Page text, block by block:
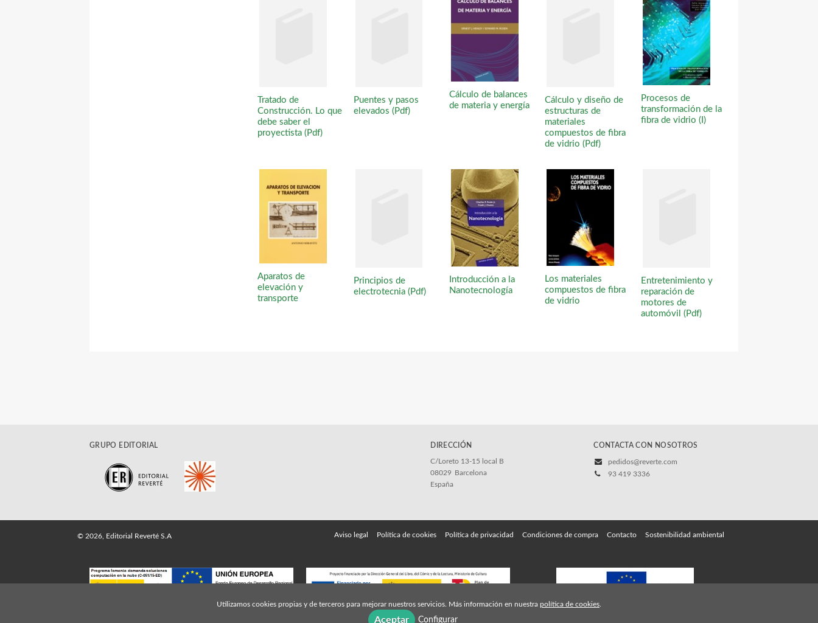
Tratado de
Construcción. Lo que
debe saber el
proyectista (Pdf)
Puentes y pasos
elevados (Pdf)
Cálculo de balances
de materia y energía
Cálculo y diseño de
estructuras de
materiales
compuestos de fibra
de vidrio (Pdf)
Procesos de
transformación de la
fibra de vidrio (I)
Aparatos de
elevación y
transporte
Principios de
electrotecnia (Pdf)
Introducción a la
Nanotecnología
Los materiales
compuestos de fibra
de vidrio
Entretenimiento y
reparación de
motores de
automóvil (Pdf)
GRUPO EDITORIAL DIRECCIÓN
C/Loreto 13-15 local B
08029 Barcelona
España
CONTACTA CON NOSOTROS
pedidos@reverte.com
93 419 3336
© 2026, Editorial Reverté S.A Aviso legal Política de cookies Política de privacidad Condiciones de compra Contacto Sostenibilidad ambiental
Utilizamos cookies propias y de terceros para mejorar nuestros servicios. Más información en nuestra política de cookies
Aceptar Configurar